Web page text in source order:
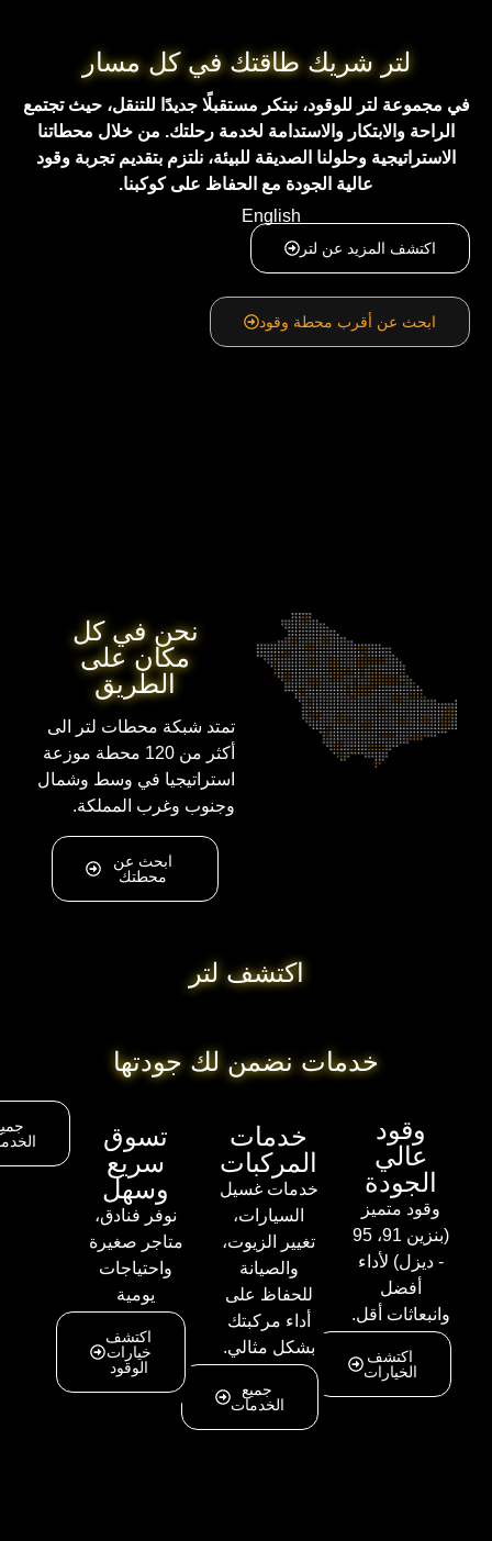
لتر شريك طاقتك في كل مسار
لتر للوقود، نبتكر مستقبلًا جديدًا للتنقل، حيث تجتمع
والابتكار والاستدامة لخدمة رحلتك. من خلال محطاتنا
وحلولنا الصديقة للبيئة، نلتزم بتقديم تجربة وقود
عالية الجودة مع الحفاظ على كوكبنا.
المزيد عن لتر
عن أقرب محطة وقود
نحن في كل
مكان على
الطريق
تمتد شبكة محطات لتر الى
أكثر من 120 محطة موزعة
استراتيجيا في وسط وشمال
وجنوب وغرب المملكة.
اكتشف لتر
خدمات نضمن لك جودتها
متميز
(بنزين 91، 95
لأداء
أقل.
خدمات
المركبات
خدمات غسيل
السيارات،
تغيير الزيوت،
والصيانة
للحفاظ على
أداء مركبتك
بشكل مثالي.
تسوق
سريع
وسهل
نوفر فنادق،
متاجر صغيرة
واحتياجات
الوقود